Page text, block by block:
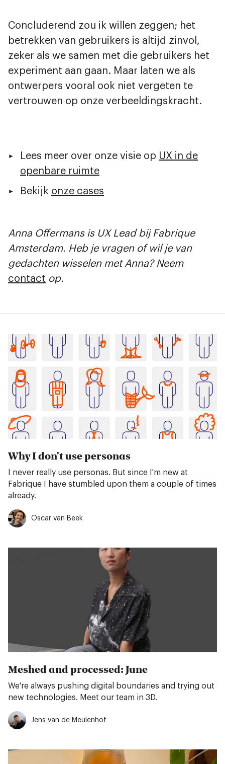
Concluderend zou ik willen zeggen; het
betrekken van gebruikers is altijd zinvol,
zeker als we samen met die gebruikers het
experiment aan gaan. Maar laten we als
ontwerpers vooral ook niet vergeten te
vertrouwen op onze verbeeldingskracht.
Lees meer over onze visie op UX in de
openbare ruimte
Bekijk onze cases
Anna Offermans is UX Lead bij Fabrique
Amsterdam. Heb je vragen of wil je van
gedachten wisselen met Anna? Neem
contact op.
Why I don't use personas
I never really use personas. But since I'm new at
Fabrique I have stumbled upon them a couple of times
already.
Oscar van Beek
Meshed and processed: June
We're always pushing digital boundaries and trying out
new technologies. Meet our team in 3D.
Jens van de Meulenhof